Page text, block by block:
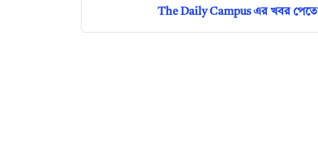
The Daily Campus এর খবর